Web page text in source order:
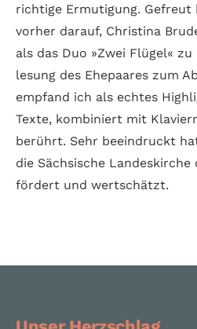
richtige Ermu­tigung. Gefreut
vorher darauf, Christina
als das Duo »Zwei Flügel«
lesung des Ehe­paares zum
empfand ich als echtes
Texte, kombi­niert mit
berührt. Sehr beein­druckt
die Säch­sische
fördert und wert­schätzt.